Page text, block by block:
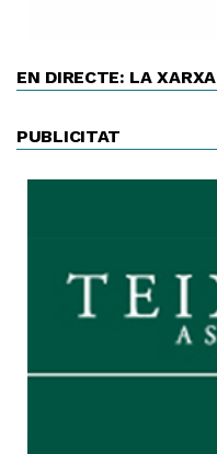
EN DIRECTE: LA XARXA
PUBLICITAT